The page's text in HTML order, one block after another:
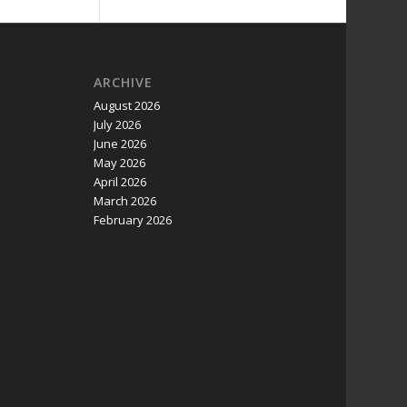
ARCHIVE
August 2026
July 2026
June 2026
May 2026
April 2026
March 2026
February 2026